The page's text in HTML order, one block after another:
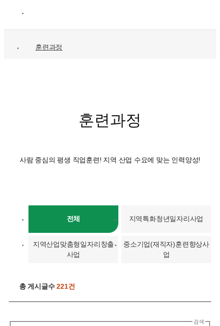
훈련과정
훈련과정
사람 중심의 평생 직업훈련! 지역 산업 수요에 맞는 인력양성!
전체 지역특화청년일자리사업
지역산업맞춤형일자리창출
사업
중소기업(재직자)훈련향상사
업
총 게시글수221건
검색